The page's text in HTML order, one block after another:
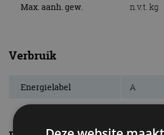
Max. aanh. gew. n.v.t. kg
Verbruik
Energielabel A